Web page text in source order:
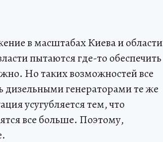
в масштабах Киева и области
пытаются где-то обеспечить
Но таких возможностей все
генераторами те же
усугубляется тем, что
все больше. Поэтому,